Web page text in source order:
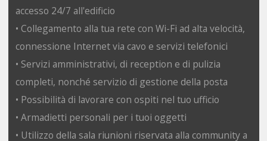
accesso 24/7 all'edificio
• Collegamento alla tua rete con Wi-Fi ad alta velocità,
connessione Internet via cavo e servizi telefonici
• Servizi amministrativi, di reception e di pulizia
completi, nonché servizio di gestione della posta
• Possibilità di lavorare con ospiti nel tuo ufficio
• Armadietti personali per i tuoi oggetti
• Utilizzo della sala riunioni riservata alla community a